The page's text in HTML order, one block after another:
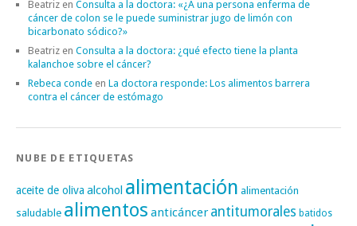
Beatriz en Consulta a la doctora: «¿A una persona enferma de
cáncer de colon se le puede suministrar jugo de limón con
bicarbonato sódico?»
Beatriz en Consulta a la doctora: ¿qué efecto tiene la planta
kalanchoe sobre el cáncer?
Rebeca conde en La doctora responde: Los alimentos barrera
contra el cáncer de estómago
NUBE DE ETIQUETAS
aceite de oliva alcohol alimentación alimentación
saludable alimentos anticáncer antitumorales batidos